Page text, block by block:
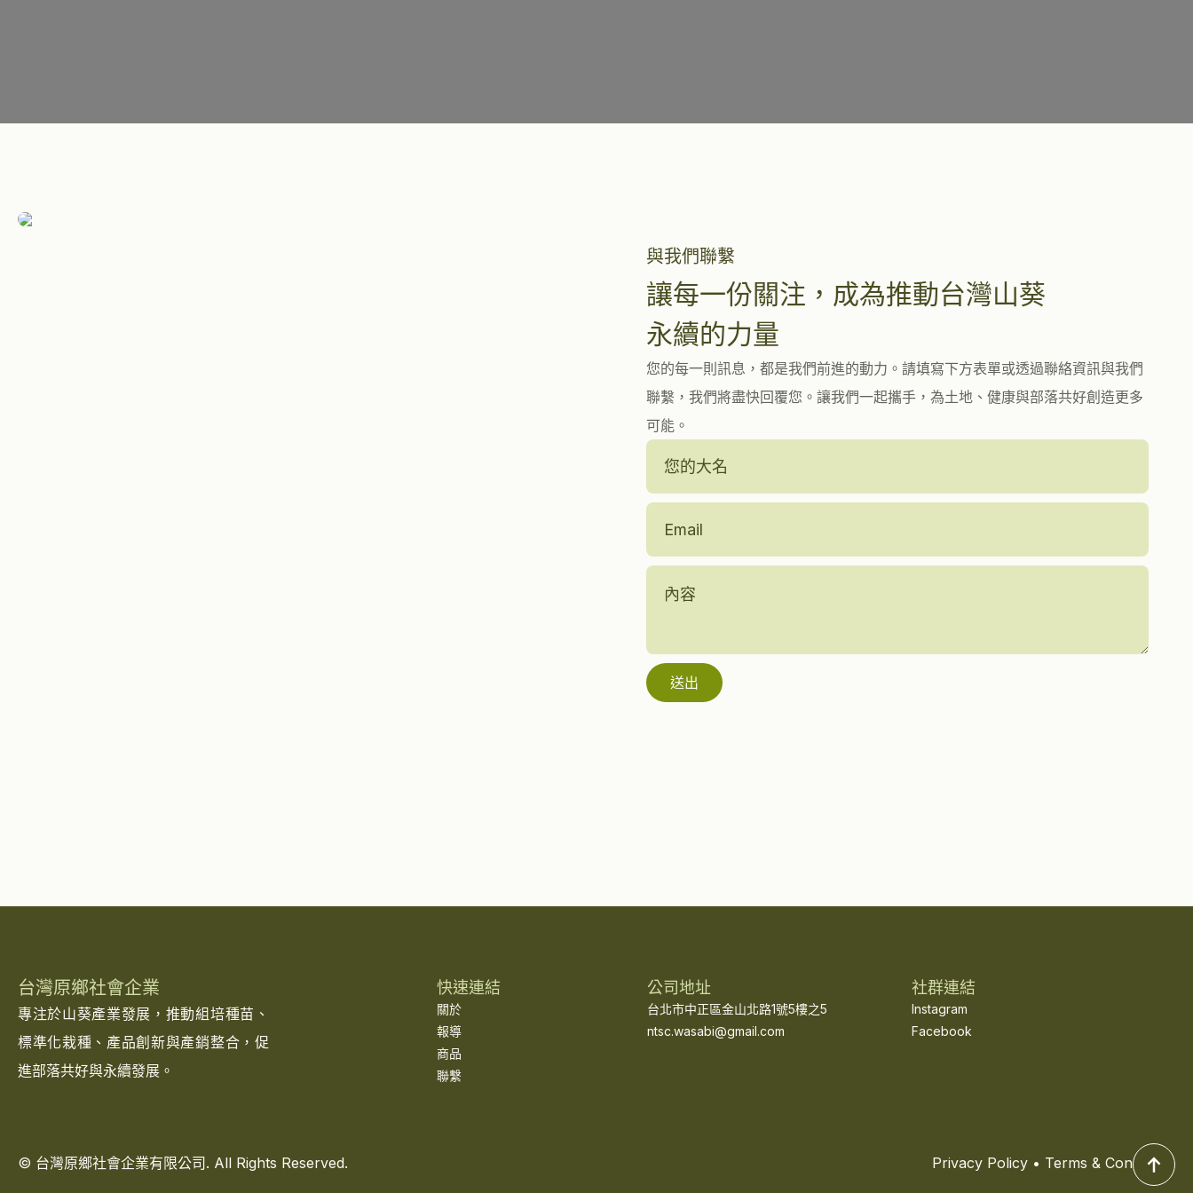
與我們聯繫
讓每一份關注，成為推動台灣山葵
永續的力量
您的每一則訊息，都是我們前進的動力。請填寫下方表單或透過聯絡資訊與我們
聯繫，我們將盡快回覆您。讓我們一起攜手，為土地、健康與部落共好創造更多
可能。
Name
Email
Address
Message
送出
台灣原鄉社會企業
專注於山葵產業發展，推動組培種苗、
標準化栽種、產品創新與產銷整合，促
進部落共好與永續發展。
快速連結
關於
報導
商品
聯繫
公司地址
台北市中正區金山北路1號5樓之5
ntsc.wasabi@gmail.com
社群連結
Instagram
Facebook
© 台灣原鄉社會企業有限公司. All Rights Reserved. Privacy Policy • Terms & Conditions